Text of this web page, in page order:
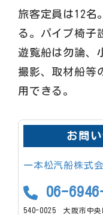
旅客定員は12名
る。パイプ椅子
遊覧船は勿論、
撮影、取材船等
用できる。
お問
一本松汽船株式
06-
540-0025 大阪市中央